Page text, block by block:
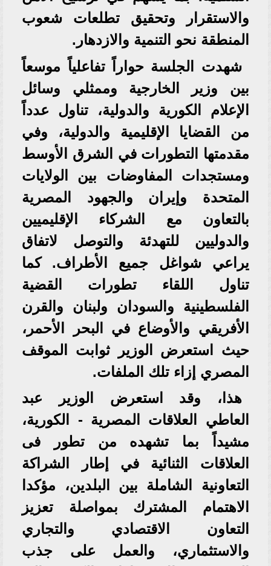
والاستقرار وتحقيق تطلعات شعوب
المنطقة نحو التنمية والازدهار.
شهدت الجلسة حواراً تفاعلياً موسعاً
بين وزير الخارجية وممثلي وسائل
الإعلام الكورية والدولية، تناول عدداً
من القضايا الإقليمية والدولية، وفي
مقدمتها التطورات في الشرق الأوسط
ومستجدات المفاوضات بين الولايات
المتحدة وإيران والجهود المصرية
بالتعاون مع الشركاء الإقليميين
والدوليين للتهدئة والتوصل لاتفاق
يراعي شواغل جميع الأطراف. كما
تناول اللقاء تطورات القضية
الفلسطينية والسودان ولبنان والقرن
الأفريقي والأوضاع في البحر الأحمر،
حيث استعرض الوزير ثوابت الموقف
المصري إزاء تلك الملفات.
هذا، وقد استعرض الوزير عبد
العاطي العلاقات المصرية - الكورية،
مشيداً بما تشهده من تطور فى
العلاقات الثنائية في إطار الشراكة
التعاونية الشاملة بين البلدين، مؤكدا
الاهتمام المشترك بمواصلة تعزيز
التعاون الاقتصادي والتجاري
والاستثماري، والعمل على جذب